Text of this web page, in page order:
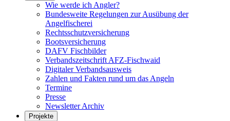
Wie werde ich Angler?
Bundesweite Regelungen zur Ausübung der
Angelfischerei
Rechtsschutzversicherung
Bootsversicherung
DAFV Fischbilder
Verbandszeitschrift AFZ-Fischwaid
Digitaler Verbandsausweis
Zahlen und Fakten rund um das Angeln
Termine
Presse
Newsletter Archiv
Projekte